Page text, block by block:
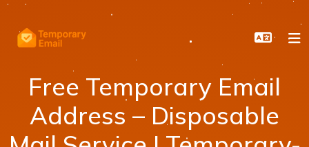
Free Temporary Email
Address – Disposable